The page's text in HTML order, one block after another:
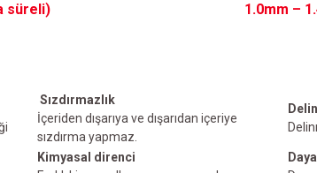
süreli)
1.0mm –
Sızdırmazlık
İçeriden dışarıya ve dışarıdan içeriye
sızdırma yapmaz.
Kimyasal direnci